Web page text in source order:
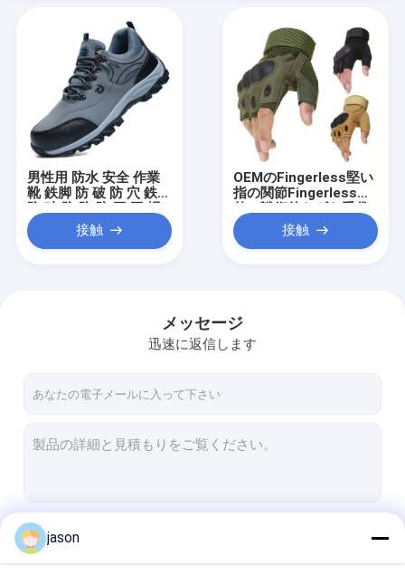
私達について
男性用 防水 安全 作業
靴 鉄脚 防 破 防 穴 鉄板
接触
OEMのFingerless堅い
指の関節Fingerless屋
接触
メッセージ
迅速に返信します
jason